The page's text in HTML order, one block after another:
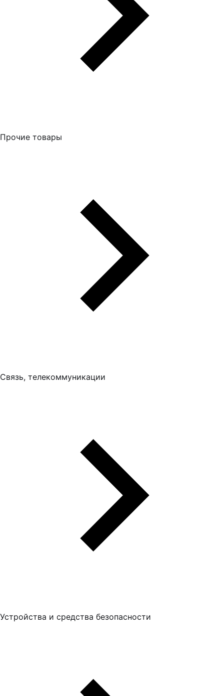
Прочие товары
Связь, телекоммуникации
Устройства и средства безопасности